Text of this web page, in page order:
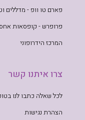
פארם טו וופ - מדללים
פרופרש - קופסאות
המרכז הידרופוני
צרו איתנו קשר
לכל שאלה כתבו לנו
הצהרת נגישות